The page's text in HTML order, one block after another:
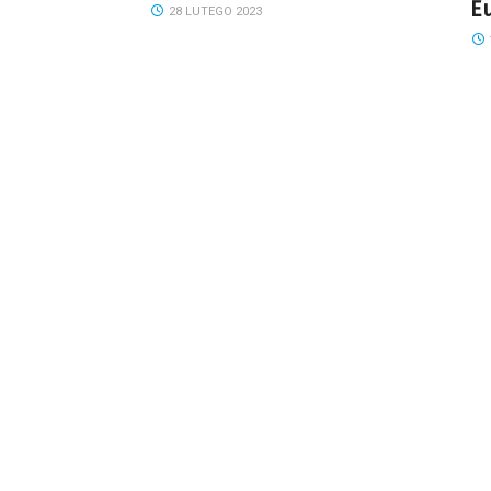
28 LUTEGO 2023